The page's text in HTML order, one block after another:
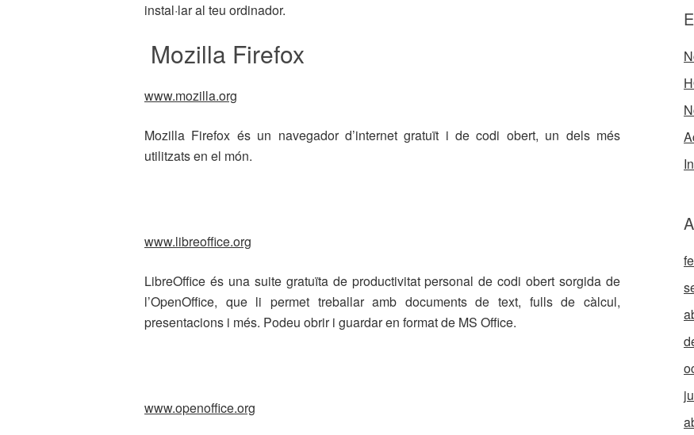
instal·lar al teu ordinador.
Mozilla Firefox
www.mozilla.org
Mozilla Firefox és un navegador d’internet gratuït i de codi obert, un dels més
utilitzats en el món.
www.libreoffice.org
LibreOffice és una suite gratuïta de productivitat personal de codi obert sorgida de
l’OpenOffice, que li permet treballar amb documents de text, fulls de càlcul,
presentacions i més. Podeu obrir i guardar en format de MS Office.
www.openoffice.org